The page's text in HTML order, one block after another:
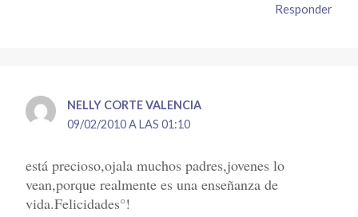
Responder
NELLY CORTE VALENCIA
09/02/2010 A LAS 01:10
está precioso,ojala muchos padres,jovenes lo
vean,porque realmente es una enseñanza de
vida.Felicidades°!